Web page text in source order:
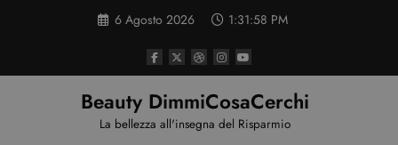
6 Agosto 2026 1:31:59 PM
Beauty DimmiCosaCerchi
La bellezza all'insegna del Risparmio